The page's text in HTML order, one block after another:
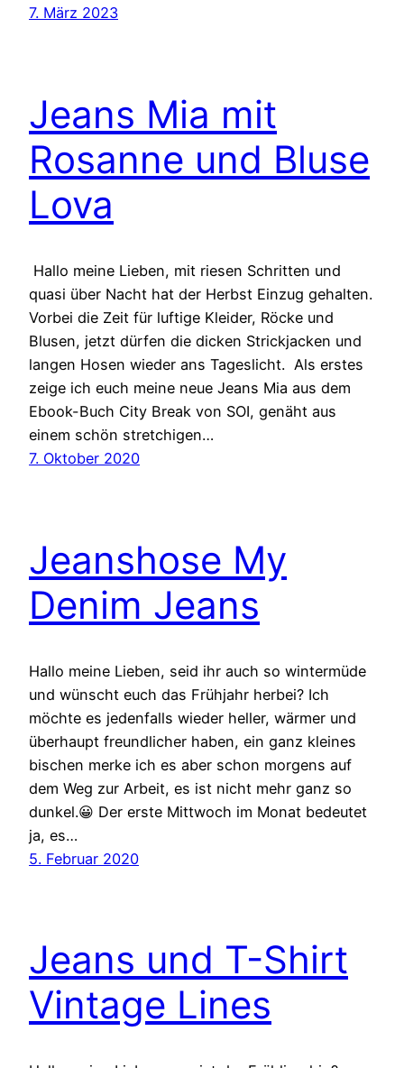
7. März 2023
Jeans Mia mit
Rosanne und Bluse
Lova
Hallo meine Lieben, mit riesen Schritten und
quasi über Nacht hat der Herbst Einzug gehalten.
Vorbei die Zeit für luftige Kleider, Röcke und
Blusen, jetzt dürfen die dicken Strickjacken und
langen Hosen wieder ans Tageslicht. Als erstes
zeige ich euch meine neue Jeans Mia aus dem
Ebook-Buch City Break von SOI, genäht aus
einem schön stretchigen…
7. Oktober 2020
Jeanshose My
Denim Jeans
Hallo meine Lieben, seid ihr auch so wintermüde
und wünscht euch das Frühjahr herbei? Ich
möchte es jedenfalls wieder heller, wärmer und
überhaupt freundlicher haben, ein ganz kleines
bischen merke ich es aber schon morgens auf
dem Weg zur Arbeit, es ist nicht mehr ganz so
dunkel.😀 Der erste Mittwoch im Monat bedeutet
ja, es…
5. Februar 2020
Jeans und T-Shirt
Vintage Lines